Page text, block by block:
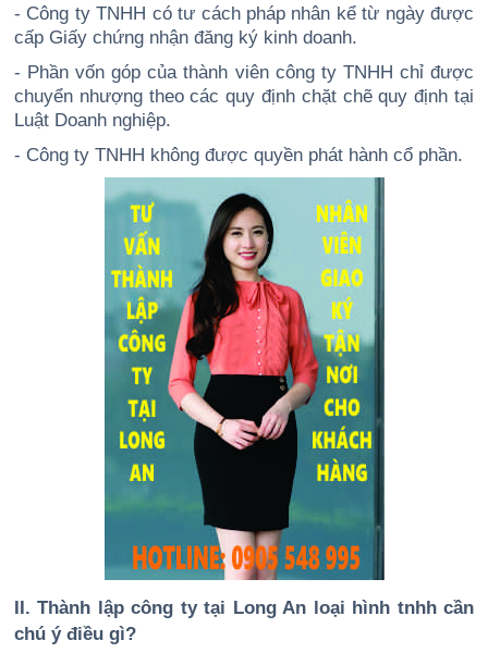
- Công ty TNHH có tư cách pháp nhân kể từ ngày được
cấp Giấy chứng nhận đăng ký kinh doanh.
- Phần vốn góp của thành viên công ty TNHH chỉ được
chuyển nhượng theo các quy định chặt chẽ quy định tại
Luật Doanh nghiệp.
- Công ty TNHH không được quyền phát hành cổ phần.
II. Thành lập công ty tại Long An loại hình tnhh cần
chú ý điều gì?